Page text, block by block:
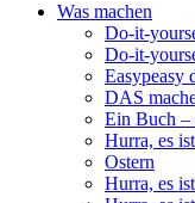
Was machen
Do-it-
Do-it-
Easypeasy
DAS
Ein Buch –
Hurra, es
Ostern
Hurra, es